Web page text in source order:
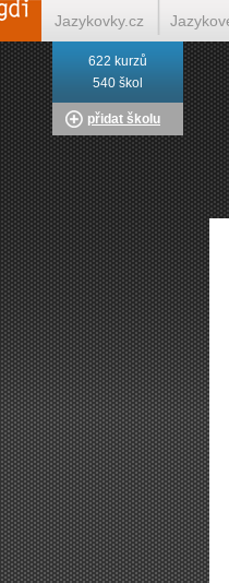
622 kurzů
540 škol
přidat školu
Jazykovky.cz
Italština on-line